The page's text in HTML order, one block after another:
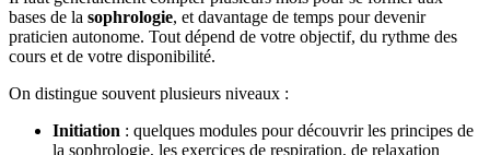
bases de la sophrologie, et davantage de temps pour devenir
praticien autonome. Tout dépend de votre objectif, du rythme des
cours et de votre disponibilité.
On distingue souvent plusieurs niveaux :
Initiation : quelques modules pour découvrir les principes de
la sophrologie, les exercices de respiration, de relaxation